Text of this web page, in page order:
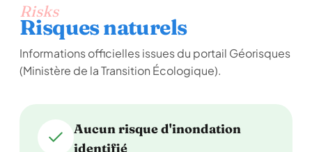
Risks
Risques naturels
Informations officielles issues du portail Géorisques
(Ministère de la Transition Écologique).
Aucun risque d'inondation
identifié